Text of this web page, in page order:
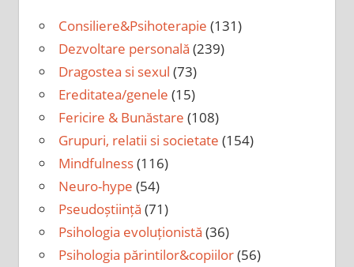
Consiliere&Psihoterapie (131)
Dezvoltare personală (239)
Dragostea si sexul (73)
Ereditatea/genele (15)
Fericire & Bunăstare (108)
Grupuri, relatii si societate (154)
Mindfulness(116)
Neuro-hype (54)
Pseudoștiință (71)
Psihologia evoluționistă (36)
Psihologia părintilor&copiilor(56)